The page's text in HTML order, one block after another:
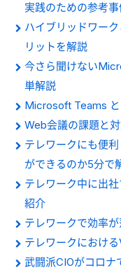
実践のための参考事
ハイブリッドワー
リットを解説
今さら聞けない
単解説
Microsoft Teams と
Web会議の課題と
テレワークにも便
ができるのか5分で
テレワーク中に出
紹介
テレワークで効率
テレワークにおけ
武闘派CIOがコロナ